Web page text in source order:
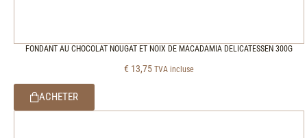
FONDANT AU CHOCOLAT NOUGAT ET NOIX DE MACADAMIA DELICATESSEN 300G
€ 13,75 TVA incluse
ACHETER